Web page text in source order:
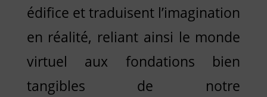
édifice et traduisent l’imagination
en réalité, reliant ainsi le monde
virtuel aux fondations bien
tangibles de notre